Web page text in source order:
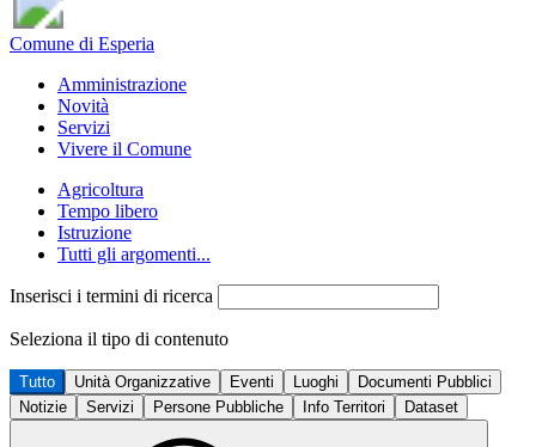
Comune di Esperia
Amministrazione
Novità
Servizi
Vivere il Comune
Agricoltura
Tempo libero
Istruzione
Tutti gli argomenti...
Inserisci i termini di ricerca
Seleziona il tipo di contenuto
Tutto Unità Organizzative Eventi Luoghi
Documenti Pubblici
Notizie
Servizi Persone Pubbliche Info Territori Dataset